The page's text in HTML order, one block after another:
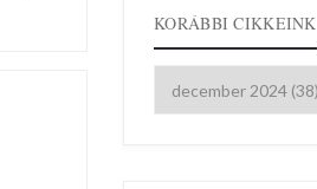
KORÁBBI CIKKEINK